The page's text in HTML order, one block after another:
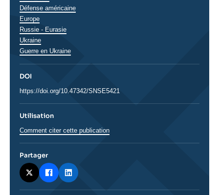
Défense américaine
Europe
Russie - Eurasie
Ukraine
Guerre en Ukraine
DOI
DOI
https://doi.org/10.47342/SNSE5421
Utilisation
Comment citer cette publication
Partager